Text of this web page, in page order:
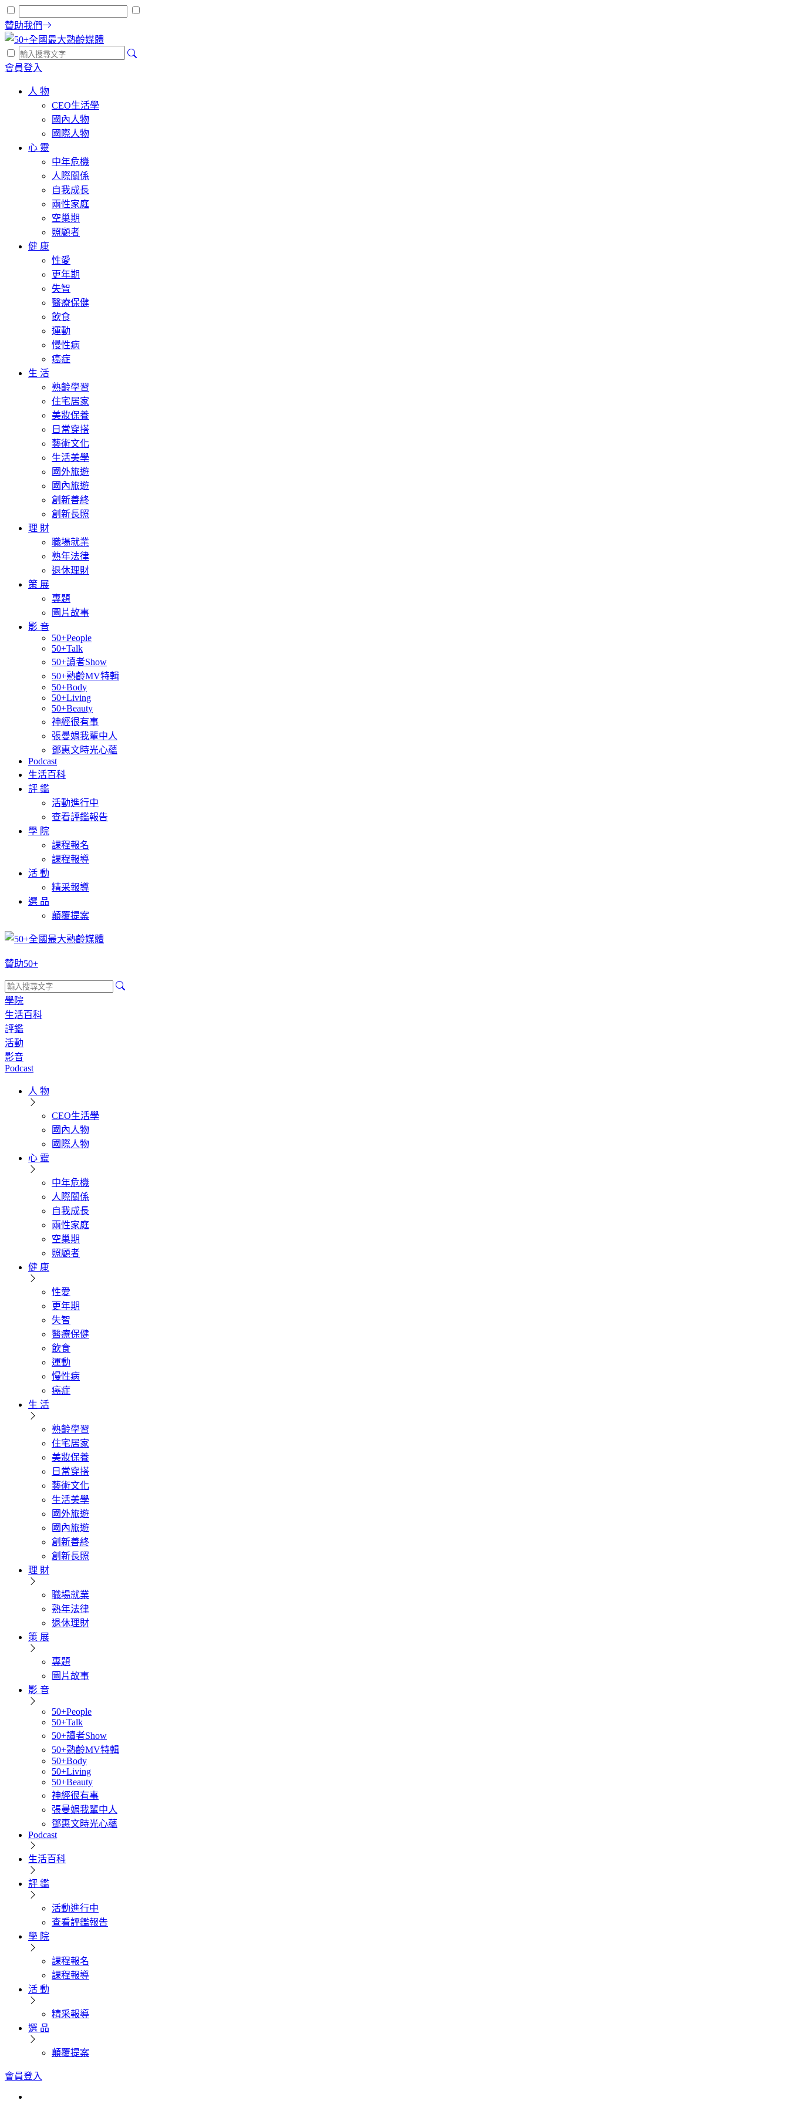
贊助我們
會員登入
人 物
CEO生活學
國內人物
國際人物
心 靈
中年危機
人際關係
自我成長
兩性家庭
空巢期
照顧者
健 康
性愛
更年期
失智
醫療保健
飲食
運動
慢性病
癌症
生 活
熟齡學習
住宅居家
美妝保養
日常穿搭
藝術文化
生活美學
國外旅遊
國內旅遊
創新善終
創新長照
理 財
職場就業
熟年法律
退休理財
策 展
專題
圖片故事
影 音
50+People
50+Talk
50+讀者Show
50+熟齡MV特輯
50+Body
50+Living
50+Beauty
神經很有事
張曼娟我輩中人
鄧惠文時光心蘊
Podcast
生活百科
評 鑑
活動進行中
查看評鑑報告
學 院
課程報名
課程報導
活 動
精采報導
選 品
顛覆提案
贊助50+
學院
生活百科
評鑑
活動
影音
Podcast
人 物
CEO生活學
國內人物
國際人物
心 靈
中年危機
人際關係
自我成長
兩性家庭
空巢期
照顧者
健 康
性愛
更年期
失智
醫療保健
飲食
運動
慢性病
癌症
生 活
熟齡學習
住宅居家
美妝保養
日常穿搭
藝術文化
生活美學
國外旅遊
國內旅遊
創新善終
創新長照
理 財
職場就業
熟年法律
退休理財
策 展
專題
圖片故事
影 音
50+People
50+Talk
50+讀者Show
50+熟齡MV特輯
50+Body
50+Living
50+Beauty
神經很有事
張曼娟我輩中人
鄧惠文時光心蘊
Podcast
生活百科
評 鑑
活動進行中
查看評鑑報告
學 院
課程報名
課程報導
活 動
精采報導
選 品
顛覆提案
會員登入